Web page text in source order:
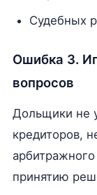
Судебных
Ошибка 3.
вопросов
Дольщики не
кредиторов,
принятию